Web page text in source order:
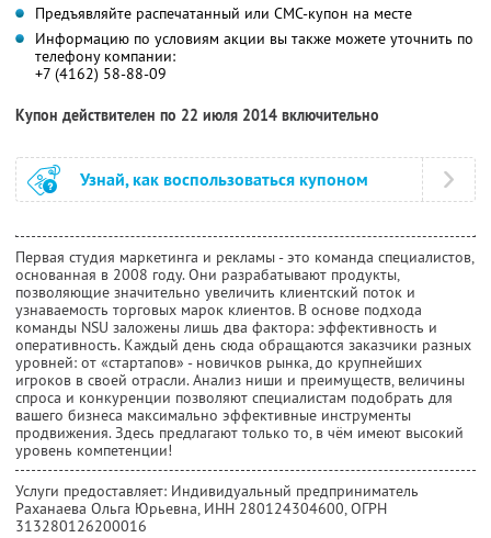
Предъявляйте распечатанный или СМС-купон на месте
Информацию по условиям акции вы также можете уточнить по
телефону компании:
+7 (4162) 58-88-09
Купон действителен по 22 июля 2014 включительно
Узнай, как воспользоваться купоном
Первая студия маркетинга и рекламы - это команда специалистов,
основанная в 2008 году. Они разрабатывают продукты,
позволяющие значительно увеличить клиентский поток и
узнаваемость торговых марок клиентов. В основе подхода
команды NSU заложены лишь два фактора: эффективность и
оперативность. Каждый день сюда обращаются заказчики разных
уровней: от «стартапов» - новичков рынка, до крупнейших
игроков в своей отрасли. Анализ ниши и преимуществ, величины
спроса и конкуренции позволяют специалистам подобрать для
вашего бизнеса максимально эффективные инструменты
продвижения. Здесь предлагают только то, в чём имеют высокий
уровень компетенции!
Услуги предоставляет: Индивидуальный предприниматель
Раханаева Ольга Юрьевна, ИНН 280124304600, ОГРН
313280126200016